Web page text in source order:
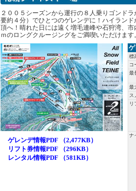
２００５シーズンから運行の８人乗りゴンド
要約４分）でひとつのゲレンデに！ハイラン
頂へ！晴れた日には遠く増毛連峰や石狩湾、
ｍのロングクルージングをご満喫いただけます
ゲレンデ情報PDF （2,477KB）
リフト券情報PDF （296KB）
レンタル情報PDF （581KB）
標
コ
最
最
ス
リ
ナ